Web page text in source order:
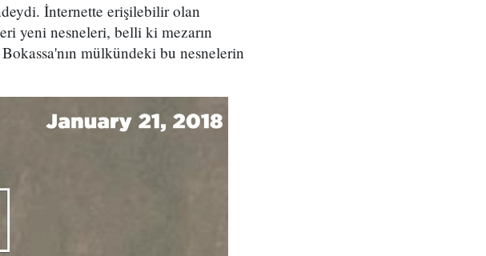
İnternette erişilebilir olan
yeni nesneleri, belli ki mezarın
mülkündeki bu nesnelerin